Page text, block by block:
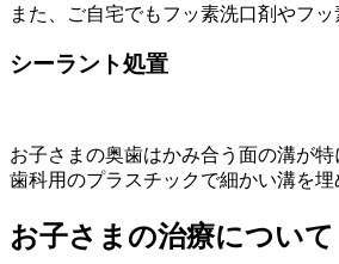
また、ご自宅でもフッ素洗口剤やフ
シーラント処置
お子さまの奥歯はかみ合う面の溝が
歯科用のプラスチックで細かい溝を
お子さまの治療について